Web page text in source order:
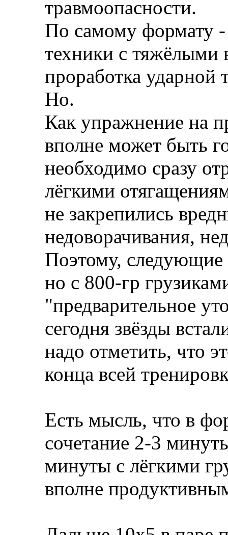
травмоопасности.
По самому формату -
техники с тяжёлыми
проработка ударной
Но.
Как упражнение на
вполне может быть
необходимо сразу
лёгкими
не закрепились
недоворачивания,
Поэтому, следующие
но с 800-гр
"предварительное
сегодня звёзды
надо отметить, что
конца всей
Есть мысль, что в
сочетание 2-3
минуты с лёгкими
вполне